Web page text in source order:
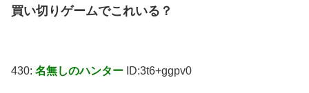
買い切りゲームでこれいる？
430: 名無しのハンター ID:3t6+ggpv0